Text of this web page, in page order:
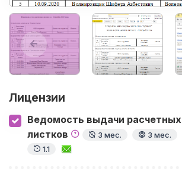
Лицензии
Ведомость выдачи расчетных
листков
3 мес.
3 мес.
1.1